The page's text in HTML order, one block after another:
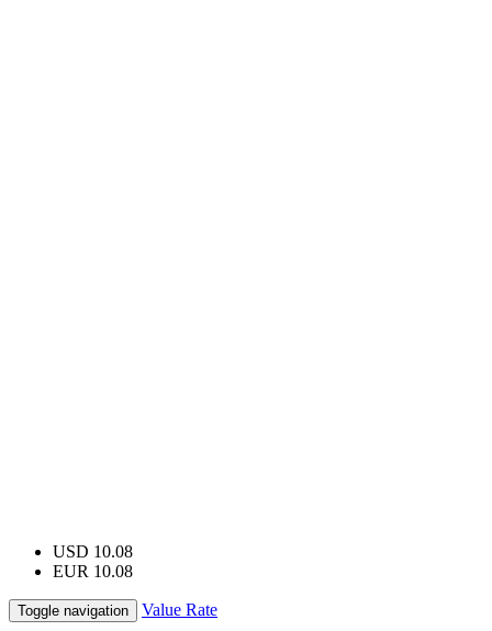
USD 10.08
EUR 10.08
Toggle navigation Value Rate